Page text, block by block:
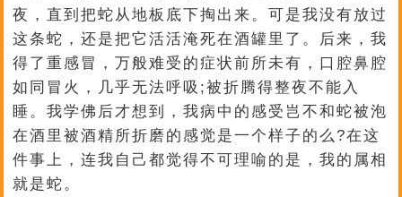
夜，直到把蛇从地板底下掏出来。可是我没有放过
这条蛇，还是把它活活淹死在酒罐里了。后来，我
得了重感冒，万般难受的症状前所未有，口腔鼻腔
如同冒火，几乎无法呼吸;被折腾得整夜不能入
睡。我学佛后才想到，我病中的感受岂不和蛇被泡
在酒里被酒精所折磨的感觉是一个样子的么?在这
件事上，连我自己都觉得不可理喻的是，我的属相
就是蛇。